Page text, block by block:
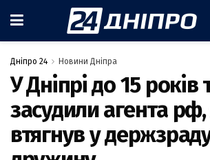
Дніпро 24 Новини Дніпра
У Дніпрі до 15
засудили агента
втягнув у